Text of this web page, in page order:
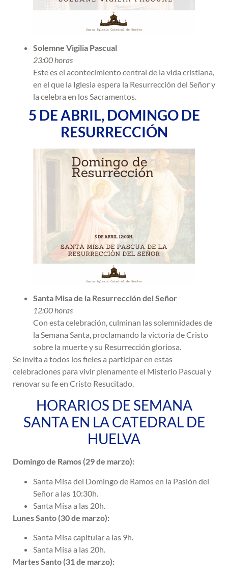
Solemne Vigilia Pascual
23:00 horas
Este es el acontecimiento central de la vida cristiana,
en el que la Iglesia espera la Resurrección del Señor y
la celebra en los Sacramentos.
5 DE ABRIL, DOMINGO DE
RESURRECCIÓN
Santa Misa de la Resurrección del Señor
12:00 horas
Con esta celebración, culminan las solemnidades de
la Semana Santa, proclamando la victoria de Cristo
sobre la muerte y su Resurrección gloriosa.
Se invita a todos los fieles a participar en estas
celebraciones para vivir plenamente el Misterio Pascual y
renovar su fe en Cristo Resucitado.
HORARIOS DE SEMANA
SANTA EN LA CATEDRAL DE
HUELVA
Domingo de Ramos (29 de marzo):
Santa Misa del Domingo de Ramos en la Pasión del
Señor a las 10:30h.
Santa Misa a las 20h.
Lunes Santo (30 de marzo):
Santa Misa capitular a las 9h.
Santa Misa a las 20h.
Martes Santo (31 de marzo):